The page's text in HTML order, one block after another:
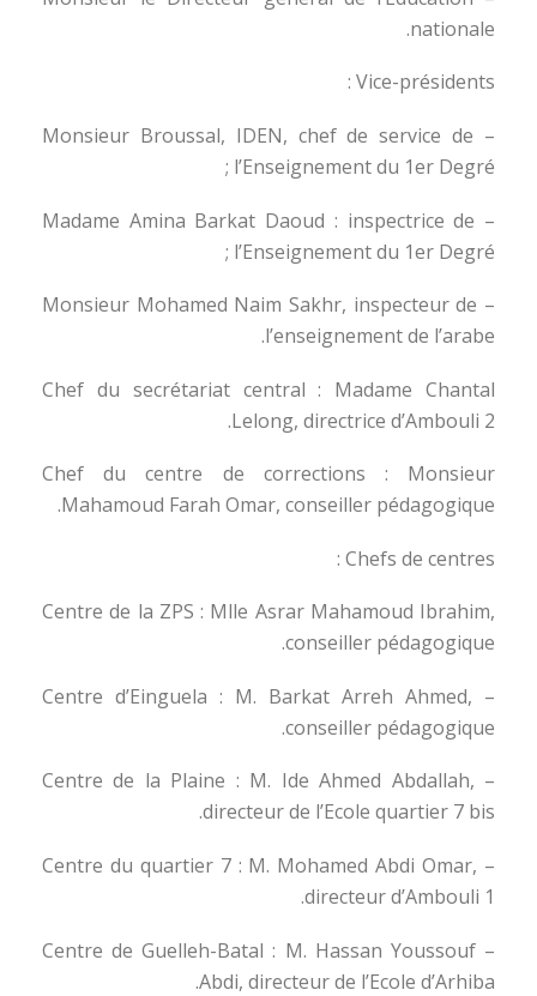
nationale.
Vice-présidents :
– Monsieur Broussal, IDEN, chef de service de
l’Enseignement du 1er Degré ;
– Madame Amina Barkat Daoud : inspectrice de
l’Enseignement du 1er Degré ;
– Monsieur Mohamed Naim Sakhr, inspecteur de
l’enseignement de l’arabe.
Chef du secrétariat central : Madame Chantal
Lelong, directrice d’Ambouli 2.
Chef du centre de corrections : Monsieur
Mahamoud Farah Omar, conseiller pédagogique.
Chefs de centres :
Centre de la ZPS : Mlle Asrar Mahamoud Ibrahim,
conseiller pédagogique.
– Centre d’Einguela : M. Barkat Arreh Ahmed,
conseiller pédagogique.
– Centre de la Plaine : M. Ide Ahmed Abdallah,
directeur de l’Ecole quartier 7 bis.
– Centre du quartier 7 : M. Mohamed Abdi Omar,
directeur d’Ambouli 1.
– Centre de Guelleh-Batal : M. Hassan Youssouf
Abdi, directeur de l’Ecole d’Arhiba.